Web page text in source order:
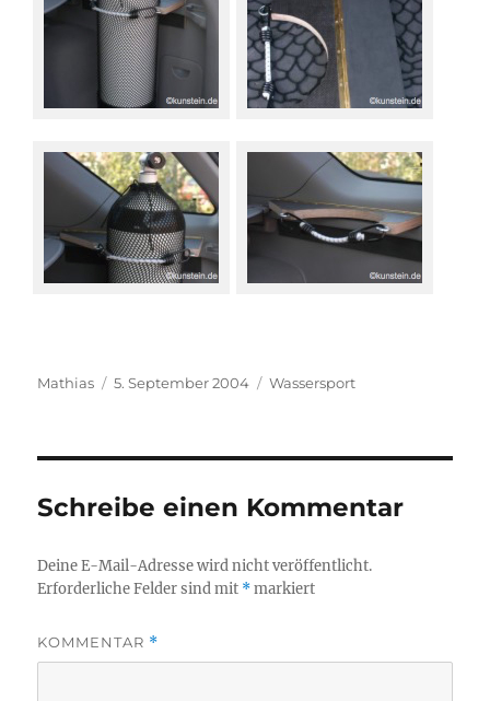
Autor
Mathias
Veröffentlicht
5. September 2004 Kategorien
Wassersport
Schreibe einen Kommentar
Deine E-Mail-Adresse wird nicht veröffentlicht.
Erforderliche Felder sind mit *markiert
KOMMENTAR *